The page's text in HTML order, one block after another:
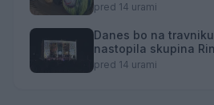
pred 14 urami
Danes bo na
nastopila skupina
pred 14 urami